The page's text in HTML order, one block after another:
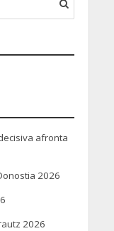
afronta
2026
2026